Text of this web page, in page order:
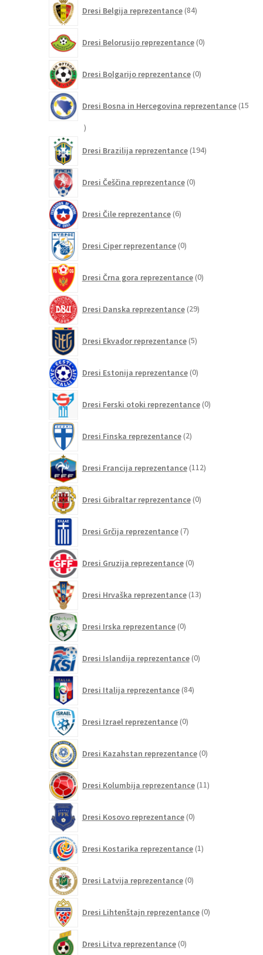
Dresi Belgija reprezentance 84izdelkov
Dresi Belorusijo reprezentance 0izdelkov
Dresi Bolgarijo reprezentance 0izdelkov
Dresi Bosna in Hercegovina reprezentance 15
15
Dresi Brazilija reprezentance 194izdelkov
Dresi Češčina reprezentance 0izdelkov
Dresi Čile reprezentance 6izdelkov
Dresi Ciper reprezentance 0izdelkov
Dresi Črna gora reprezentance 0izdelkov
Dresi Danska reprezentance 29izdelkov
Dresi Ekvador reprezentance 5izdelkov
Dresi Estonija reprezentance 0izdelkov
Dresi Ferski otoki reprezentance 0izdelkov
Dresi Finska reprezentance 2izdelka
Dresi Francija reprezentance 112izdelkov
Dresi Gibraltar reprezentance 0izdelkov
Dresi Grčija reprezentance 7izdelkov
Dresi Gruzija reprezentance 0izdelkov
Dresi Hrvaška reprezentance 13izdelkov
Dresi Irska reprezentance 0izdelkov
Dresi Islandija reprezentance 0izdelkov
Dresi Italija reprezentance 84izdelkov
Dresi Izrael reprezentance 0izdelkov
Dresi Kazahstan reprezentance 0izdelkov
Dresi Kolumbija reprezentance 11izdelkov
Dresi Kosovo reprezentance 0izdelkov
Dresi Kostarika reprezentance 1izdelek
Dresi Latvija reprezentance 0izdelkov
Dresi Lihtenštajn reprezentance 0izdelkov
Dresi Litva reprezentance 0izdelkov